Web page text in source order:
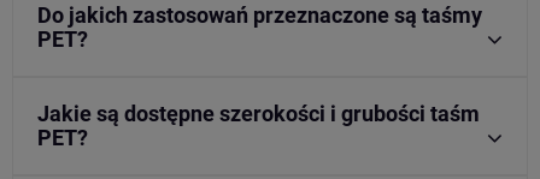
Do jakich zastosowań przeznaczone są taśmy
PET?
Jakie są dostępne szerokości i grubości taśm
PET?